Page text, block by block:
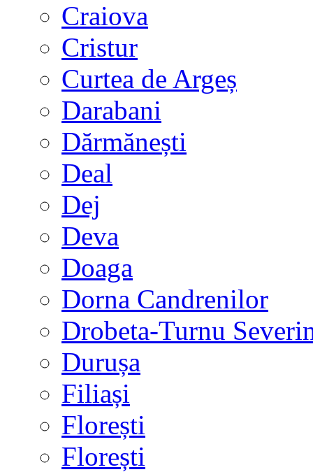
Craiova
Cristur
Curtea de Argeș
Darabani
Dărmănești
Deal
Dej
Deva
Doaga
Dorna Candrenilor
Drobeta-Turnu
Durușa
Filiași
Florești
Florești